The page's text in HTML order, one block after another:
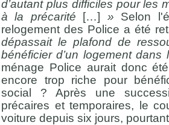
d’autant plus difficiles pour les
à la précarité […] » Selon
relogement des Police a été
dépassait le plafond de
bénéficier d’un logement dans
ménage Police aurait donc
encore trop riche pour
social ? Après une
précaires et temporaires, le
voiture depuis six jours,